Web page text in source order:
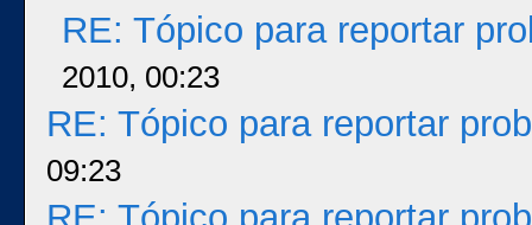
RE: Tópico para reportar
2010, 00:23
RE: Tópico para reportar
09:23